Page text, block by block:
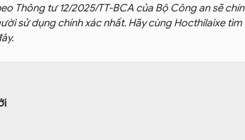
Thông tư 12/2025/TT-BCA của Bộ Công an sẽ
sử dụng chính xác nhất. Hãy cùng Hocthilaixe